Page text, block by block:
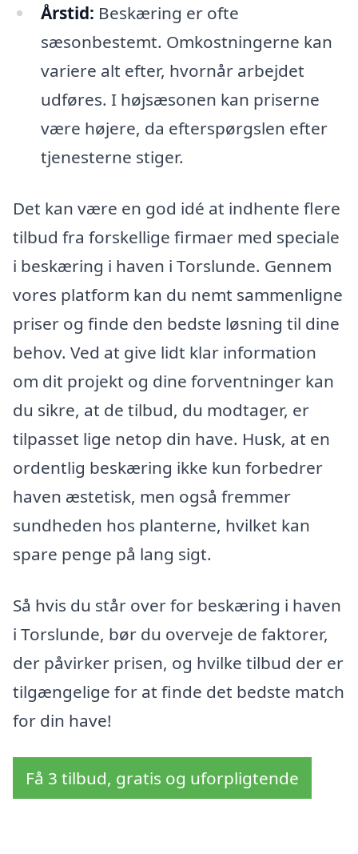
Årstid: Beskæring er ofte
sæsonbestemt. Omkostningerne kan
variere alt efter, hvornår arbejdet
udføres. I højsæsonen kan priserne
være højere, da efterspørgslen efter
tjenesterne stiger.
Det kan være en god idé at indhente flere
tilbud fra forskellige firmaer med speciale
i beskæring i haven i Torslunde. Gennem
vores platform kan du nemt sammenligne
priser og finde den bedste løsning til dine
behov. Ved at give lidt klar information
om dit projekt og dine forventninger kan
du sikre, at de tilbud, du modtager, er
tilpasset lige netop din have. Husk, at en
ordentlig beskæring ikke kun forbedrer
haven æstetisk, men også fremmer
sundheden hos planterne, hvilket kan
spare penge på lang sigt.
Så hvis du står over for beskæring i haven
i Torslunde, bør du overveje de faktorer,
der påvirker prisen, og hvilke tilbud der er
tilgængelige for at finde det bedste match
for din have!
Få 3 tilbud, gratis og uforpligtende